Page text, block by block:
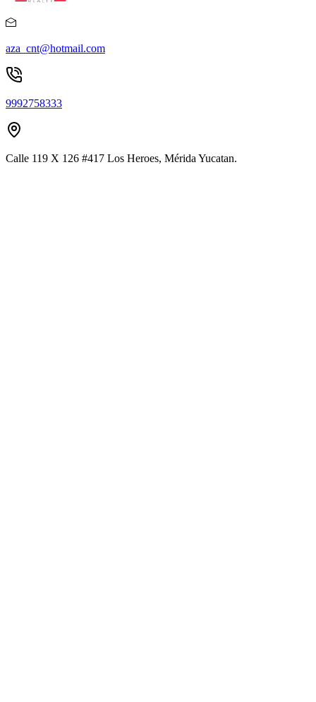
aza_cnt@hotmail.com
9992758333
Calle 119 X 126 #417 Los Heroes, Mérida Yucatan.